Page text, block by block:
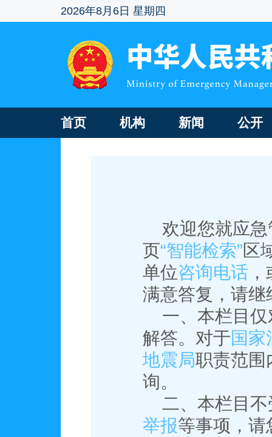
2026年8月6日 星期四
首页 机构 新闻 公开
欢迎您就应
页“智能检索”区
单位咨询电话
满意答复，请
一、本栏目
解答。对于国家
地震局职责范围
询。
二、本栏目
举报等事项，请